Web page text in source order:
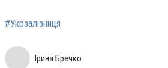
#Укрзалізниця
Ірина Бречко